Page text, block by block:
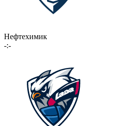
Нефтехимик
-:-